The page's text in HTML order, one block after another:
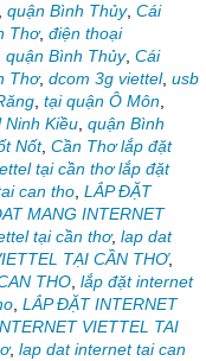
quận Bình Thủy, Cái
Thơ, điện thoại
quận Bình Thủy, Cái
Thơ, dcom 3g viettel, usb
tại quận Ô Môn
Ninh Kiều quận Bình
Nốt, Cần Thơ lắp đặt
tại cần thơ lắp đặt
can tho LẮP ĐẶT
MANG INTERNET
tại cần thơ, lap dat
TẠI CẦN THƠ,
THO lắp đặt internet
LẮP ĐẶT INTERNET
VIETTEL TAI
, lap dat internet tai can